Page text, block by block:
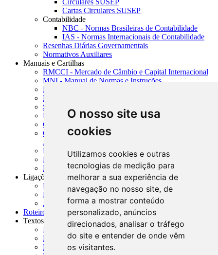
O nosso site usa
cookies
Utilizamos cookies e outras
tecnologias de medição para
melhorar a sua experiência de
navegação no nosso site, de
forma a mostrar conteúdo
personalizado, anúncios
direcionados, analisar o tráfego
do site e entender de onde vêm
os visitantes.
Circulares SUSEP
Cartas Circulares SUSEP
Contabilidade
NBC - Normas Brasileiras de Contabilidade
IAS - Normas Internacionais de Contabilidade
Resenhas Diárias Governamentais
Normativos Auxiliares
Manuais e Cartilhas
RMCCI - Mercado de Câmbio e Capital Internacional
MNI - Manual de Normas e Instruções
MTVM - Manual de Títulos e Valores Mobiliários
MCR - Manual de Crédito Rural
SISORF - Manual de Organização do SFN
MASUP - Manual de Supervisão Bancária
CADOC - Catálogo de Documentos
CNAE-CONCLA - Classificação Nacional de
Atividades Econômicas
PMF - Cartilhas do BCB
Manuais Auxiliares do BCB e Cosif-e
Resenhas Diárias Governamentais
Ligações Externas
Links Úteis
Presidência da República
Agências Nacionais Reguladoras
Roteiros para Estudos
Textos
Índice de Textos
Editorial
Monografias